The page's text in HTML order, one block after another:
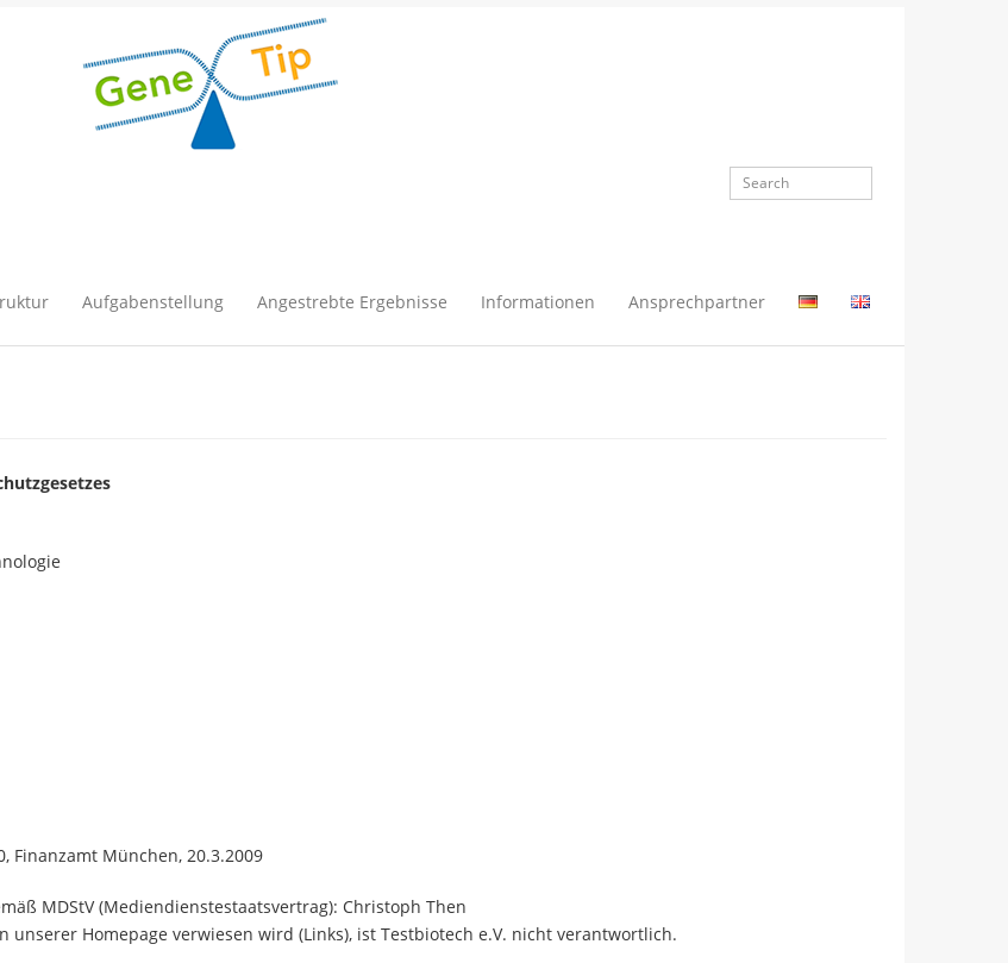
Aufgabenstellung Angestrebte Ergebnisse Informationen Ansprechpartner
Finanzamt München, 20.3.2009
MDStV (Mediendienstestaatsvertrag): Christoph Then
Homepage verwiesen wird (Links), ist Testbiotech e.V. nicht verantwortlich.